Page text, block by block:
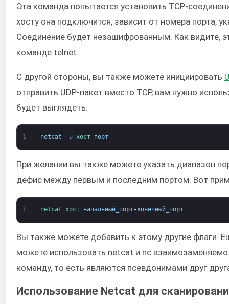
Эта команда попытается установить TCP-
хосту она подключится, зависит от номера порта,
Соединение будет незашифрованным. Как видите,
команде telnet.
С другой стороны, вы также можете инициировать
отправить UDP-пакет вместо TCP, вам нужно
будет выглядеть:
1 netcat -u хост порт
При желании вы также можете указать диапазон
дефис между первым и последним портом. Вот
1 netcat хост начальный_порт -конечный_порт
Вы также можете добавить к этому другие флаги.
можете использовать netcat и nc
команду, то есть являются псевдонимами друг
Использование Netcat для